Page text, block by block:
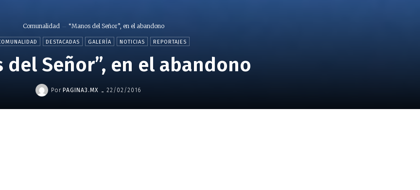
Comunalidad “Manos del Señor”, en el abandono
DESTACADAS GALERÍA NOTICIAS REPORTAJES
del Señor”, en el abandono
Por PAGINA3.MX - 22/02/2016